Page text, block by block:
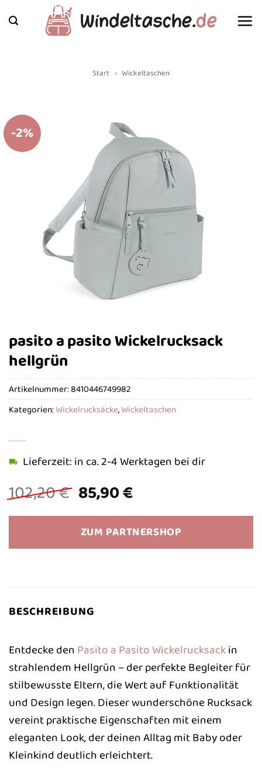
Inhalt
Start » Wickeltaschen
-2%
pasito a pasito Wickelrucksack
hellgrün
102,20€ Ursprünglicher
Preis
war:
102,20 €
85,90€Aktueller
Preis
ist:
85,90 €.
Lieferzeit: in ca. 2-4 Werktagen bei dir
ZUM PARTNERSHOP
Artikelnummer:8410446749982
Kategorien:Wickelrucksäcke,Wickeltaschen
BESCHREIBUNG
Entdecke den Pasito a Pasito Wickelrucksackin
strahlendem Hellgrün – der perfekte Begleiter für
stilbewusste Eltern, die Wert auf Funktionalität
und Design legen. Dieser wunderschöne Rucksack
vereint praktische Eigenschaften mit einem
eleganten Look, der deinen Alltag mit Baby oder
Kleinkind deutlich erleichtert.